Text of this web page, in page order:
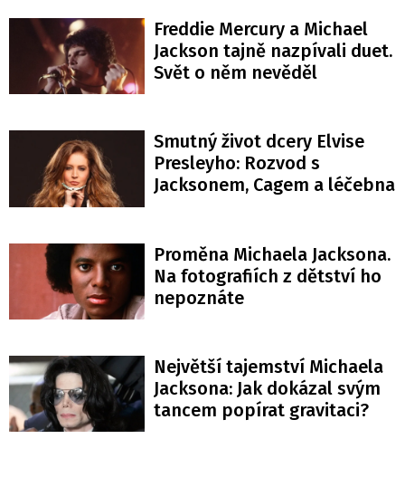
Freddie Mercury a Michael
Jackson tajně nazpívali duet.
Svět o něm nevěděl
Smutný život dcery Elvise
Presleyho: Rozvod s
Jacksonem, Cagem a léčebna
Proměna Michaela Jacksona.
Na fotografiích z dětství ho
nepoznáte
Největší tajemství Michaela
Jacksona: Jak dokázal svým
tancem popírat gravitaci?